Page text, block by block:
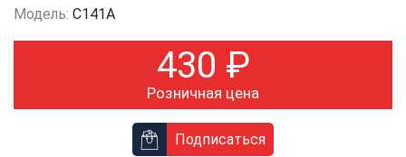
Модель: C141A
430 ₽
Розничная цена
Подписаться